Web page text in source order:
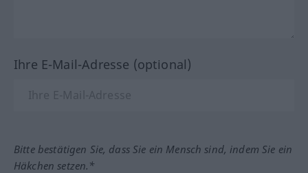
Ihre E-Mail-Adresse (optional)
Bitte bestätigen Sie, dass Sie ein Mensch sind, indem Sie ein
Häkchen setzen.*